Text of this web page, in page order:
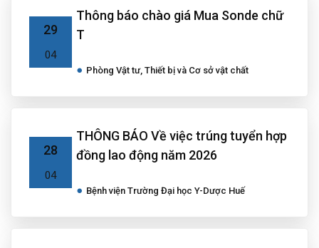
29
04
Thông báo chào giá Mua Sonde chữ
T
Phòng Vật tư, Thiết bị và Cơ sở vật chất
28
04
THÔNG BÁO Về việc trúng tuyển hợp
đồng lao động năm 2026
Bệnh viện Trường Đại học Y-Dược Huế